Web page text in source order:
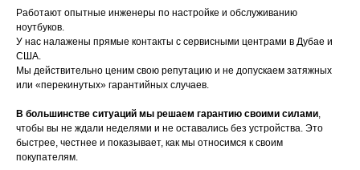
Работают опытные инженеры по настройке и обслуживанию
ноутбуков.
У нас налажены прямые контакты с сервисными центрами в Дубае и
США.
Мы действительно ценим свою репутацию и не допускаем затяжных
или «перекинутых» гарантийных случаев.
В большинстве ситуаций мы решаем гарантию своими силами,
чтобы вы не ждали неделями и не оставались без устройства. Это
быстрее, честнее и показывает, как мы относимся к своим
покупателям.